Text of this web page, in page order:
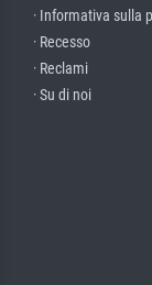
· Informativa sulla
· Recesso
· Reclami
· Su di noi